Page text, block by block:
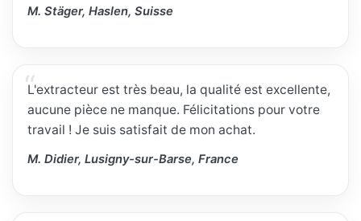
M. Stäger, Haslen, Suisse
L'extracteur est très beau, la qualité est excellente,
aucune pièce ne manque. Félicitations pour votre
travail ! Je suis satisfait de mon achat.
M. Didier, Lusigny-sur-Barse, France